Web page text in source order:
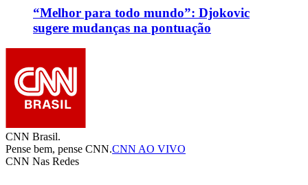
“Melhor para todo mundo”: Djokovic
sugere mudanças na pontuação
CNN Brasil.
Pense bem, pense CNN.CNN AO VIVO
CNN Nas Redes